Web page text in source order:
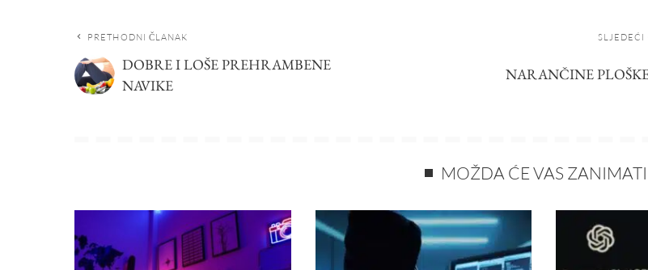
PRETHODNI ČLANAK
DOBRE I LOŠE PREHRAMBENE
NAVIKE
SLJEDEĆI
NARANČINE
MOŽDA ĆE VAS ZANIMATI